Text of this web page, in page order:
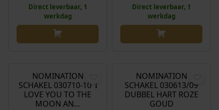
Direct leverbaar, 1
werkdag
Direct leverbaar, 1
werkdag
NOMINATION
SCHAKEL 030710-10 ‘I
LOVE YOU TO THE
MOON AN…
NOMINATION
SCHAKEL 030613/09
DUBBEL HART ROZE
GOUD